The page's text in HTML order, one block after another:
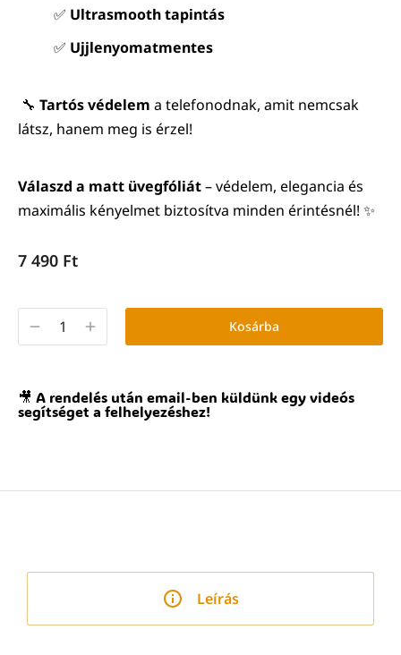
✅ Ultrasmooth tapintás
✅ Ujjlenyomatmentes
🔧 Tartós védelem a telefonodnak, amit nemcsak
látsz, hanem meg is érzel!
Válaszd a matt üvegfóliát– védelem, elegancia és
maximális kényelmet biztosítva minden érintésnél! ✨
7 490 Ft
Kosárba
🎥 A rendelés után email-ben küldünk egy videós
segítséget a felhelyezéshez!
Leírás